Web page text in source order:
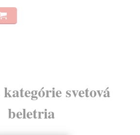
svetová
beletria